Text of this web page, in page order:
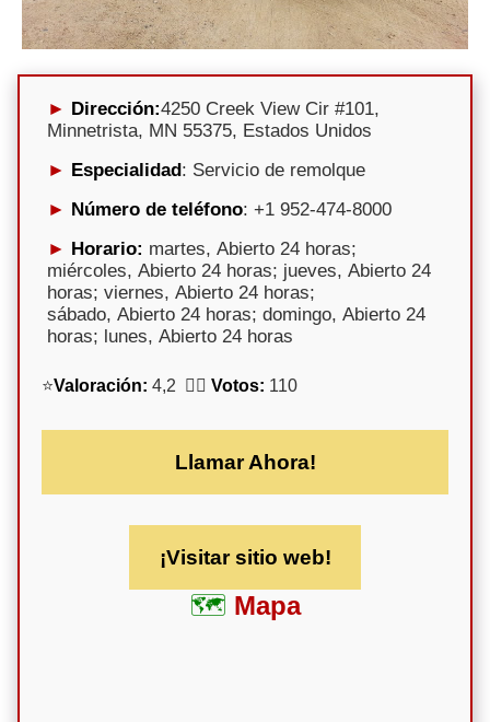
Dirección:4250 Creek View Cir #101,
Minnetrista, MN 55375, Estados Unidos
Especialidad: Servicio de remolque
Número de teléfono: +1 952-474-8000
Horario: martes, Abierto 24 horas;
miércoles, Abierto 24 horas; jueves, Abierto 24
horas; viernes, Abierto 24 horas;
sábado, Abierto 24 horas; domingo, Abierto 24
horas; lunes, Abierto 24 horas
⭐Valoración: 4,2 🕵️‍♀️ Votos: 110
Llamar Ahora!
¡Visitar sitio web!
Mapa